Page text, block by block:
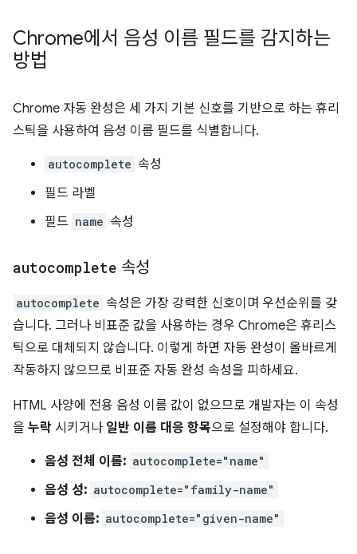
Chrome에서 음성 이름 필드를 감지하는
방법
Chrome 자동 완성은 세 가지 기본 신호를 기반으로 하는 휴리
스틱을 사용하여 음성 이름 필드를 식별합니다.
autocomplete 속성
필드 라벨
필드 name 속성
autocomplete 속성
autocomplete 속성은 가장 강력한 신호이며 우선순위를 갖
습니다. 그러나 비표준 값을 사용하는 경우 Chrome은 휴리스
틱으로 대체되지 않습니다. 이렇게 하면 자동 완성이 올바르게
작동하지 않으므로 비표준 자동 완성 속성을 피하세요.
HTML 사양에 전용 음성 이름 값이 없으므로 개발자는 이 속성
을 누락 시키거나 일반 이름 대응 항목으로 설정해야 합니다.
음성 전체 이름: autocomplete="name"
음성 성: autocomplete="family-name"
음성 이름: autocomplete="given-name"